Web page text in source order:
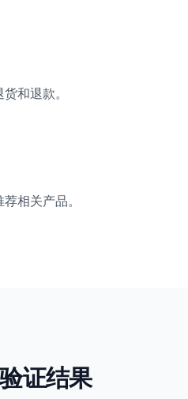
和退款。
相关产品。
证结果